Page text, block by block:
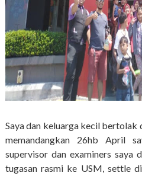
Saya dan keluarga kecil bertolak
memandangkan 26hb April
supervisor dan examiners saya
tugasan rasmi ke USM, settle